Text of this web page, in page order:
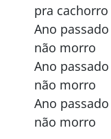
pra cachorro
Ano
não morro
Ano
não morro
Ano
não morro